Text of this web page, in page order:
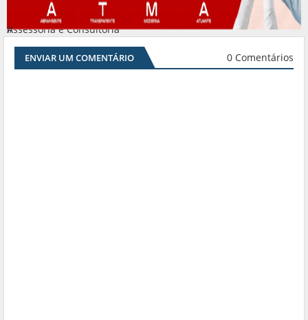
Assessoria e Consultoria
#
ENVIAR UM COMENTÁRIO 0 Comentários